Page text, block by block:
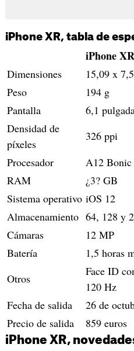
iPhone XR, tabla de
iPhone XR
Dimensiones
15,09 x
Peso
194 g
Pantalla
6,1
Densidad de
píxeles
326 ppi
Procesador
A12 Bonic
RAM
¿3? GB
Sistema operativo iOS 12
Almacenamiento 64, 128 y
Cámaras
12 MP
Batería
1,5 horas
Otros
Face ID
120 Hz
Fecha de salida
26 de
Precio de salida
859 euros
iPhone XR,